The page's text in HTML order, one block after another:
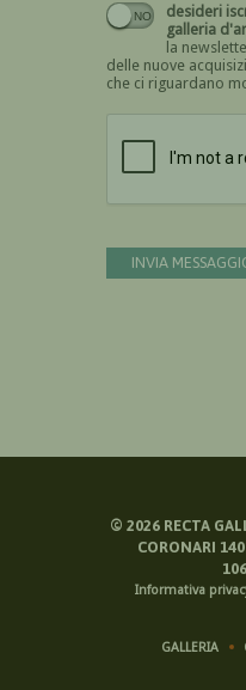
desideri
galleria
la
delle nuove
che ci riguardano
INVIA
© 2026RECTA
CORONARI
Informativa
GALLERIA